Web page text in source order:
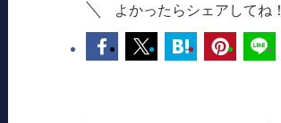
よかったらシェアしてね！